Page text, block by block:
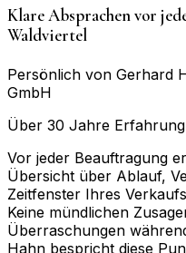
Klare Absprachen vor
Waldviertel
Persönlich von Gerhard
GmbH
Über 30 Jahre
Vor jeder Beauftragung
Übersicht über Ablauf,
Zeitfenster Ihres
Keine mündlichen
Überraschungen
Hahn bespricht diese